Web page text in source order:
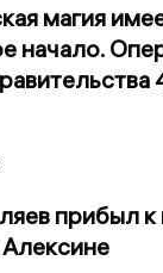
магия
начало.
прибыл к